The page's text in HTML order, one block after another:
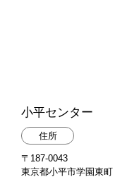
小平センター
住所
〒187-0043
東京都小平市学園東